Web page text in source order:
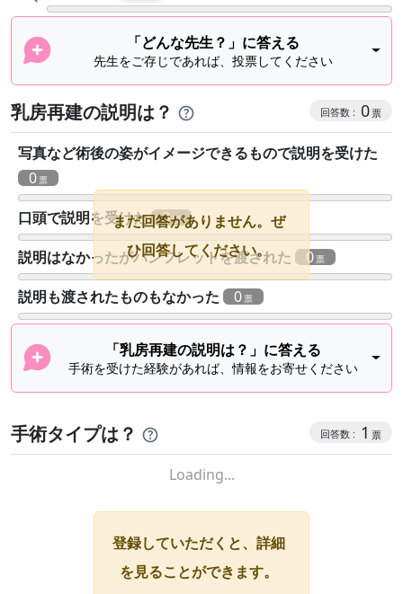
「どんな先生？」に答える
先生をご存じであれば、投票してください
乳房再建の説明は？ 0
写真など術後の姿がイメージできるもので説明を受けた
0
口頭で説明を受けた
0
説明はなかったがパンフレットを渡された
0
説明も渡されたものもなかった
0
「乳房再建の説明は？」に答える
手術を受けた経験があれば、情報をお寄せください
まだ回答がありません。ぜ
ひ回答してください。
手術タイプは？ 1
Loading...
登録していただくと、詳細
を見ることができます。